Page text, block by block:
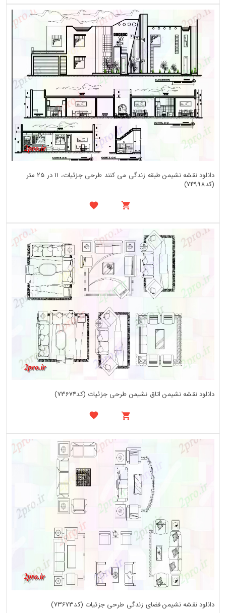
دانلود نقشه نشیمن طبقه زندگی می کنند طرحی جزئیات، 11 در 25 متر
(کد74998)
دانلود نقشه نشیمن اتاق نشیمن طرحی جزئیات (کد73674)
دانلود نقشه نشیمن فضای زندگی طرحی جزئیات (کد73673)